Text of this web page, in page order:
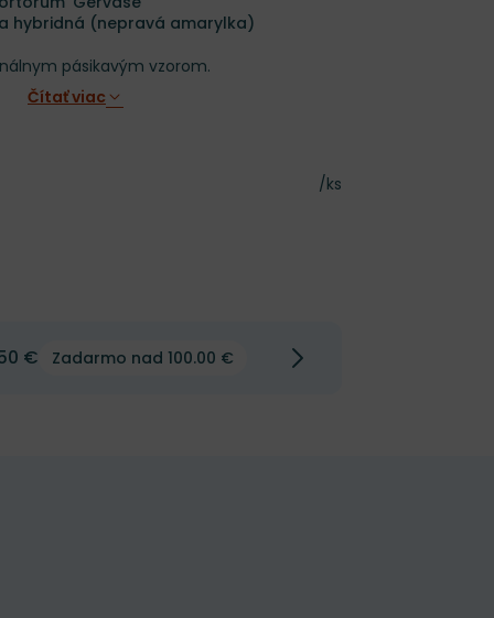
hybridná (nepravá amarylka)
pásikavým vzorom.
Čítať viac
Cena za kus
/ks
€ Zadarmo nad 100.00 €